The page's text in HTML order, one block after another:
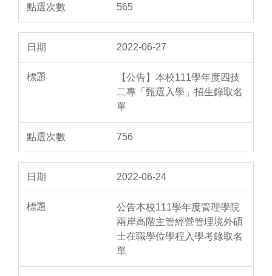
565
2022-06-27
【公告】本校111學年度四技
二專「甄選入學」招生錄取名
單
756
2022-06-24
公告本校111學年度管理學院
兩岸高階主管經營管理境外碩
士在職學位學程入學考錄取名
單